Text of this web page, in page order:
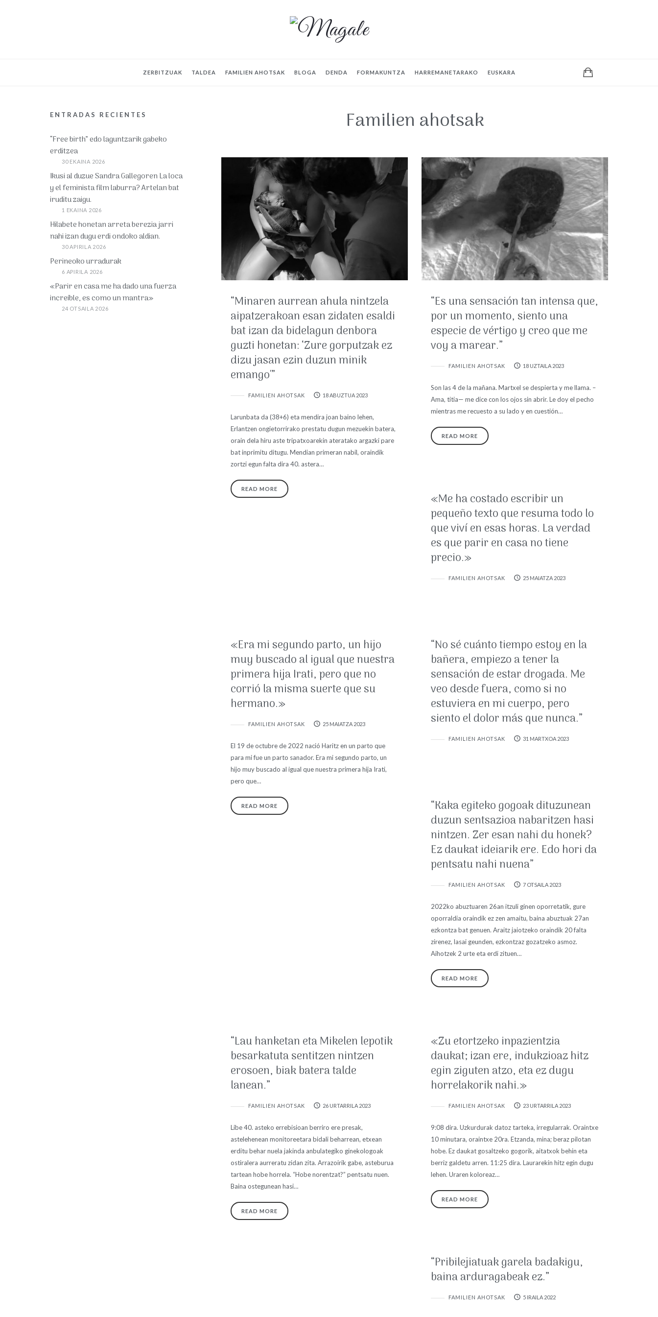
Magale
ZERBITZUAK TALDEA FAMILIEN AHOTSAK BLOGA DENDA FORMAKUNTZA HARREMANETARAKO EUSKARA
Familien ahotsak
“Minaren aurrean ahula nintzela
aipatzerakoan esan zidaten esaldi
bat izan da bidelagun denbora
guzti honetan: ‘Zure gorputzak ez
dizu jasan ezin duzun minik
emango'”
FAMILIEN AHOTSAK 18 ABUZTUA 2023
Larunbata da (38+6) eta mendira joan baino lehen,
Erlantzen ongietorrirako prestatu dugun mezuekin batera,
orain dela hiru aste tripatxoarekin ateratako argazki pare
bat inprimitu ditugu. Mendian primeran nabil, oraindik
zortzi egun falta dira 40. astera…
READ MORE
“Es una sensación tan intensa que,
por un momento, siento una
especie de vértigo y creo que me
voy a marear.”
FAMILIEN AHOTSAK 18 UZTAILA 2023
Son las 4 de la mañana. Martxel se despierta y me llama. –
Ama, titia— me dice con los ojos sin abrir. Le doy el pecho
mientras me recuesto a su lado y en cuestión…
READ MORE
«Me ha costado escribir un
pequeño texto que resuma todo lo
que viví en esas horas. La verdad
es que parir en casa no tiene
precio.»
FAMILIEN AHOTSAK 25 MAIATZA 2023
«Era mi segundo parto, un hijo
muy buscado al igual que nuestra
primera hija Irati, pero que no
corrió la misma suerte que su
hermano.»
FAMILIEN AHOTSAK 25 MAIATZA 2023
El 19 de octubre de 2022 nació Haritz en un parto que
para mi fue un parto sanador. Era mi segundo parto, un
hijo muy buscado al igual que nuestra primera hija Irati,
pero que…
READ MORE
“No sé cuánto tiempo estoy en la
bañera, empiezo a tener la
sensación de estar drogada. Me
veo desde fuera, como si no
estuviera en mi cuerpo, pero
siento el dolor más que nunca.”
FAMILIEN AHOTSAK 31 MARTXOA 2023
“Kaka egiteko gogoak dituzunean
duzun sentsazioa nabaritzen hasi
nintzen. Zer esan nahi du honek?
Ez daukat ideiarik ere. Edo hori da
pentsatu nahi nuena”
FAMILIEN AHOTSAK 7 OTSAILA 2023
2022ko abuztuaren 26an itzuli ginen oporretatik, gure
oporraldia oraindik ez zen amaitu, baina abuztuak 27an
ezkontza bat genuen. Araitz jaiotzeko oraindik 20 falta
zirenez, lasai geunden, ezkontzaz gozatzeko asmoz.
Aihotzek 2 urte eta erdi zituen…
READ MORE
“Lau hanketan eta Mikelen lepotik
besarkatuta sentitzen nintzen
erosoen, biak batera talde
lanean.”
FAMILIEN AHOTSAK 26 URTARRILA 2023
Libe 40. asteko errebisioan berriro ere presak,
astelehenean monitoreetara bidali beharrean, etxean
erditu behar nuela jakinda anbulategiko ginekologoak
ostiralera aurreratu zidan zita. Arrazoirik gabe, asteburua
tartean hobe horrela. “Hobe norentzat?” pentsatu nuen.
Baina ostegunean hasi…
READ MORE
«Zu etortzeko inpazientzia
daukat; izan ere, indukzioaz hitz
egin ziguten atzo, eta ez dugu
horrelakorik nahi.»
FAMILIEN AHOTSAK 23 URTARRILA 2023
9:08 dira. Uzkurdurak datoz tarteka, irregularrak. Oraintxe
10 minutara, oraintxe 20ra. Etzanda, mina; beraz pilotan
hobe. Ez daukat gosaltzeko gogorik, aitatxok behin eta
berriz galdetu arren. 11:25 dira. Laurarekin hitz egin dugu
lehen. Uraren koloreaz…
READ MORE
“Pribilejiatuak garela badakigu,
baina arduragabeak ez.”
FAMILIEN AHOTSAK 5 IRAILA 2022
ENTRADAS RECIENTES
“Free birth” edo laguntzarik gabeko
erditzea
30 EKAINA 2026
Ikusi al duzue Sandra Gallegoren La loca
y el feminista film laburra? Artelan bat
iruditu zaigu.
1 EKAINA 2026
Hilabete honetan arreta berezia jarri
nahi izan dugu erdi ondoko aldian.
30 APIRILA 2026
Perineoko urradurak
6 APIRILA 2026
«Parir en casa me ha dado una fuerza
increíble, es como un mantra»
24 OTSAILA 2026